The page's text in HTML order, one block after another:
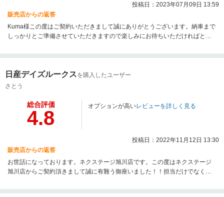
投稿日：2023年07月09日 13:59
販売店からの返答
Kuma様この度はご契約いただきまして誠にありがとうございます。納車まで
しっかりとご準備させていただきますので楽しみにお待ちいただければと思
日産デイズルークスを購入したユーザー
さとう
総合評価
4.8
オプションが高いレビューを詳しく見る
投稿日：2022年11月12日 13:30
販売店からの返答
お世話になっております。ネクステージ旭川店です。この度はネクステージ
旭川店からご契約頂きまして誠に有難う御座いました！！担当だけでなく店